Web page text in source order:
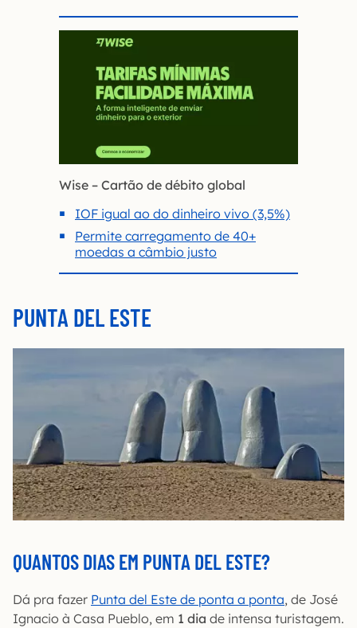
Wise – Cartão de débito global
IOF igual ao do dinheiro vivo (3,5%)
Permite carregamento de 40+
moedas a câmbio justo
PUNTA DEL ESTE
QUANTOS DIAS EM PUNTA DEL ESTE?
Dá pra fazer Punta del Este de ponta a ponta, de José
Ignacio à Casa Pueblo, em 1 dia de intensa turistagem.